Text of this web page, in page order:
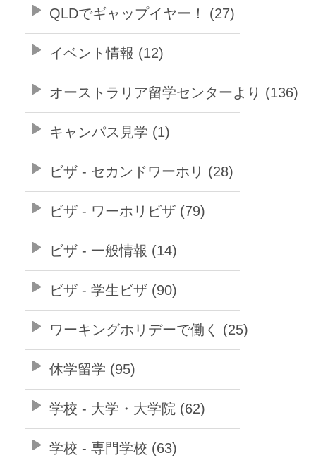
QLDでギャップイヤー！ (27)
イベント情報 (12)
オーストラリア留学センターより (136)
キャンパス見学 (1)
ビザ - セカンドワーホリ (28)
ビザ - ワーホリビザ (79)
ビザ - 一般情報 (14)
ビザ - 学生ビザ (90)
ワーキングホリデーで働く (25)
休学留学 (95)
学校 - 大学・大学院 (62)
学校 - 専門学校 (63)